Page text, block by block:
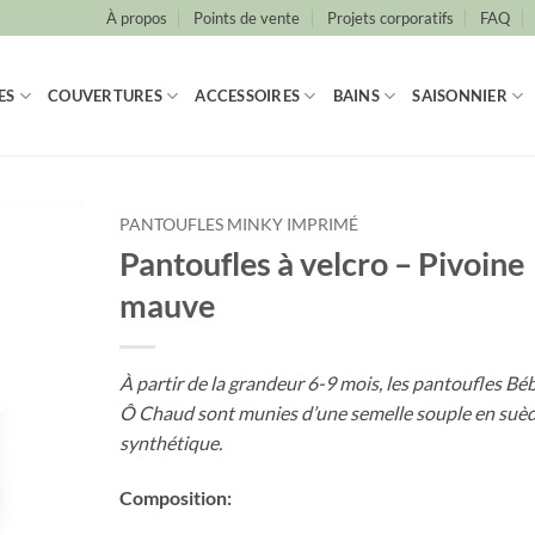
À propos Points de vente Projets corporatifs FAQ
COUVERTURES ACCESSOIRES BAINS SAISONNIER
PANTOUFLES MINKY IMPRIMÉ
Pantoufles à velcro – Pivoine
mauve
À partir de la grandeur 6-9 mois, les pantoufles
Ô Chaud sont munies d’une semelle souple en
synthétique.
Composition: